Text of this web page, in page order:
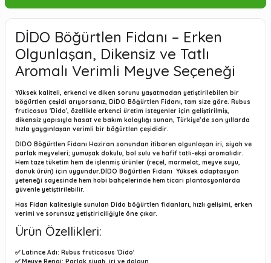
DİDO Böğürtlen Fidanı – Erken
Olgunlaşan, Dikensiz ve Tatlı
Aromalı Verimli Meyve Seçeneği
Yüksek kaliteli, erkenci ve diken sorunu yaşatmadan yetiştirilebilen bir
böğürtlen çeşidi arıyorsanız, DİDO Böğürtlen Fidanı, tam size göre. Rubus
fruticosus 'Dido', özellikle erkenci üretim isteyenler için geliştirilmiş,
dikensiz yapısıyla hasat ve bakım kolaylığı sunan, Türkiye’de son yıllarda
hızla yaygınlaşan verimli bir böğürtlen çeşididir.
DİDO Böğürtlen Fidanı Haziran sonundan itibaren olgunlaşan iri, siyah ve
parlak meyveleri; yumuşak dokulu, bol sulu ve hafif tatlı-ekşi aromalıdır.
Hem taze tüketim hem de işlenmiş ürünler (reçel, marmelat, meyve suyu,
donuk ürün) için uygundur.DİDO Böğürtlen Fidanı Yüksek adaptasyon
yeteneği sayesinde hem hobi bahçelerinde hem ticari plantasyonlarda
güvenle yetiştirilebilir.
Has Fidan kalitesiyle sunulan Dido böğürtlen fidanları, hızlı gelişimi, erken
verimi ve sorunsuz yetiştiriciliğiyle öne çıkar.
Ürün Özellikleri:
✅Latince Adı: Rubus fruticosus 'Dido'